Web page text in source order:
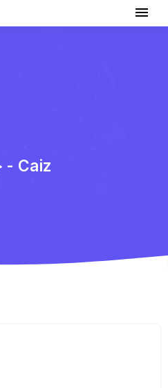
جائز - Caiz